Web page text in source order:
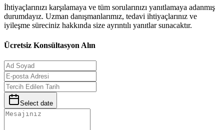
İhtiyaçlarınızı karşılamaya ve tüm sorularınızı yanıtlamaya adanmış
durumdayız. Uzman danışmanlarımız, tedavi ihtiyaçlarınız ve
iyileşme süreciniz hakkında size ayrıntılı yanıtlar sunacaktır.
Ücretsiz Konsültasyon Alın
Select date